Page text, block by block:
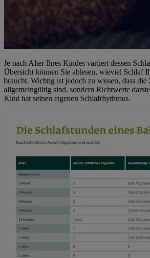
Je nach Alter Ihres Kindes variiert dessen
Übersicht können Sie ablesen, wieviel Schlaf
braucht. Wichtig ist jedoch zu wissen, dass die
allgemeingültig sind, sondern Richtwerte
Kind hat seinen eigenen Schlafrhythmus.